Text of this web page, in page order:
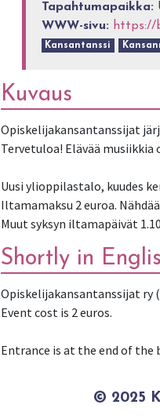
Tapahtumapaikka:
WWW-sivu: https://
Kansantanssi
Kuvaus
Opiskelijakansantanssijat
Tervetuloa! Elävää
Uusi ylioppilastalo, kuudes
Iltamamaksu 2 euroa.
Shortly in
Opiskelijakansantanssijat ry
Event cost is 2 euros.
Entrance is at the end of
© 2025